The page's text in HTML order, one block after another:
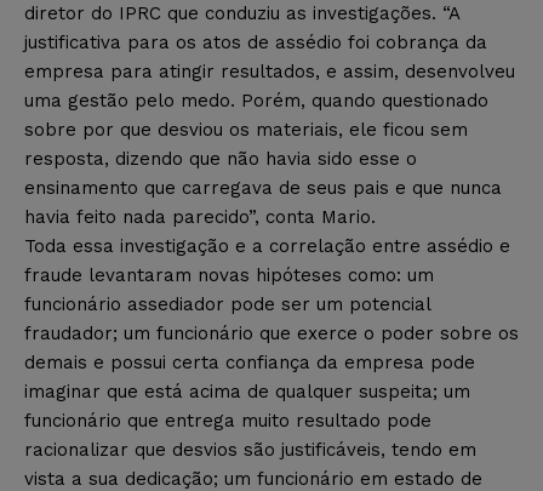
diretor do IPRC que conduziu as investigações. “A
justificativa para os atos de assédio foi cobrança da
empresa para atingir resultados, e assim, desenvolveu
uma gestão pelo medo. Porém, quando questionado
sobre por que desviou os materiais, ele ficou sem
resposta, dizendo que não havia sido esse o
ensinamento que carregava de seus pais e que nunca
havia feito nada parecido”, conta Mario.
Toda essa investigação e a correlação entre assédio e
fraude levantaram novas hipóteses como: um
funcionário assediador pode ser um potencial
fraudador; um funcionário que exerce o poder sobre os
demais e possui certa confiança da empresa pode
imaginar que está acima de qualquer suspeita; um
funcionário que entrega muito resultado pode
racionalizar que desvios são justificáveis, tendo em
vista a sua dedicação; um funcionário em estado de